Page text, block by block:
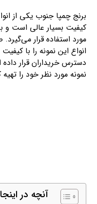
برنج چمپا جنوب یکی از
کیفیت بسیار عالی است و
مورد استفاده قرار
انواع این نمونه را با
دسترس خریداران قرار
نمونه مورد نظر خود را تهیه
آنچه در